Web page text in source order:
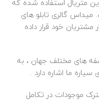
گالری تابلو های
خود قرار داده
های مختلف جهان ، به
سیاره ما اشاره دارد .
موجودات در تکامل